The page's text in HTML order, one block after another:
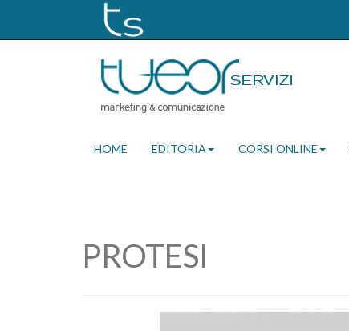
HOME EDITORIA CORSI ONLINE
PROTESI